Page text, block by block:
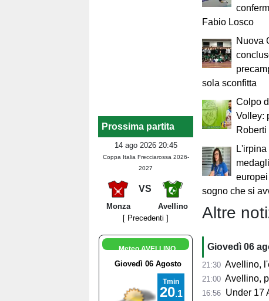
Prossima partita
14 ago 2026 20:45
Coppa Italia Frecciarossa 2026-
2027
VS
Monza
Avellino
[ Precedenti ]
Meteo AVELLINO
Fabio Losco
Nuova
sola sconfitta
Colpo
Volley:
Roberti
sogno che si
Altre
Giovedì 06
21:30 Avellino, l'ex
21:00 Avellino, per il
16:56 Under 17